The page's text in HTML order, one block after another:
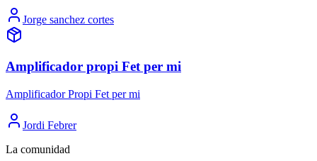
Jorge sanchez cortes
Amplificador propi Fet per mi
Amplificador Propi Fet per mi
Jordi Febrer
La comunidad